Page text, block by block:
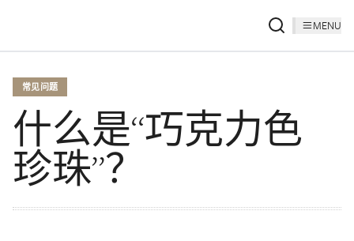
MENU
常见问题
什么是“巧克力色
珍珠”？